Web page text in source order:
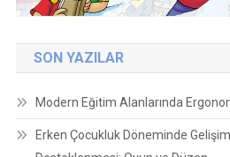
SON YAZILAR
Modern Eğitim Alanlarında
Erken Çocukluk Döneminde